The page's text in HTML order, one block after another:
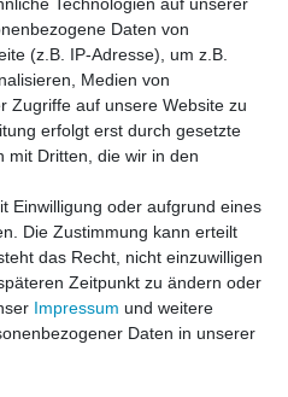
AGB
Widerrufs­recht
Daten von
(z.B. IP-Adresse), um z.B.
Medien von
Zugriffe auf unsere Website zu
erfolgt erst durch gesetzte
mit Dritten, die wir in den
Einwilligung oder aufgrund eines
Die Zustimmung kann erteilt
das Recht, nicht einzuwilligen
Zeitpunkt zu ändern oder
Impressum und weitere
Daten in unserer